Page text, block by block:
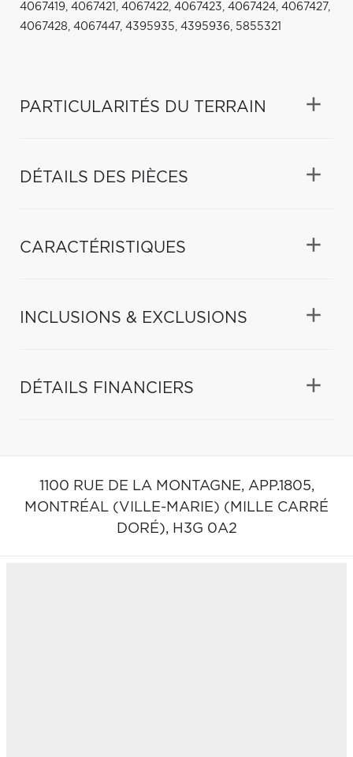
4067419, 4067421, 4067422, 4067423, 4067424, 4067427,
4067428, 4067447, 4395935, 4395936, 5855321
PARTICULARITÉS DU TERRAIN
DÉTAILS DES PIÈCES
CARACTÉRISTIQUES
INCLUSIONS & EXCLUSIONS
DÉTAILS FINANCIERS
1100 RUE DE LA MONTAGNE, APP.1805,
MONTRÉAL (VILLE-MARIE) (MILLE CARRÉ
DORÉ), H3G 0A2